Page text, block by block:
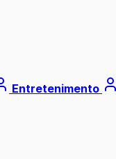
Entretenimento